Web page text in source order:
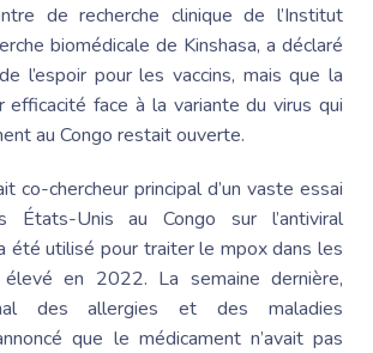
de recherche clinique de l’Institut
biomédicale de Kinshasa, a déclaré
l’espoir pour les vaccins, mais que la
efficacité face à la variante du virus qui
au Congo restait ouverte.
co-chercheur principal d’un vaste essai
États-Unis au Congo sur l’antiviral
été utilisé pour traiter le mpox dans les
en 2022. La semaine dernière,
des allergies et des maladies
que le médicament n’avait pas